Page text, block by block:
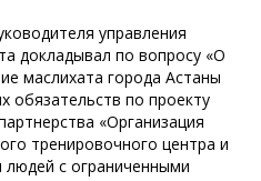
управления
докладывал по вопросу «О
маслихата города Астаны
обязательств по проекту
«Организация
тренировочного центра и
людей с ограниченными